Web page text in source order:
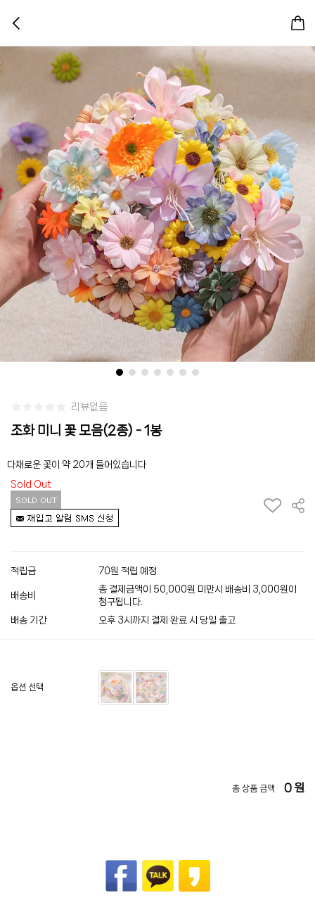
리뷰없음
조화 미니 꽃 모음(2종) - 1봉
다채로운 꽃이 약 20개 들어있습니다
Sold Out
적립금 70원 적립 예정
배송비
총 결제금액이 50,000원 미만시 배송비 3,000원이
청구됩니다.
배송 기간
오후 3시까지 결제 완료 시 당일 출고
옵션 선택
총 상품 금액 0원